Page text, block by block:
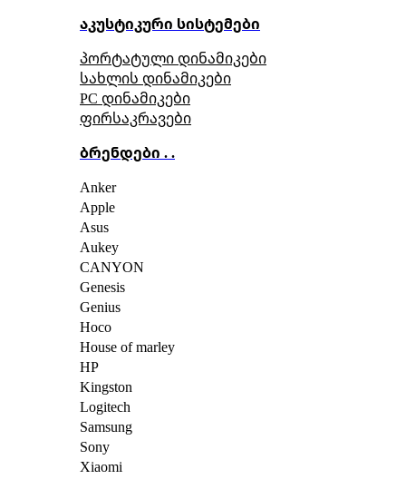
აკუსტიკური სისტემები
პორტატული დინამიკები
სახლის დინამიკები
PC დინამიკები
ფირსაკრავები
ბრენდები . .
Anker
Apple
Asus
Aukey
CANYON
Genesis
Genius
Hoco
House of marley
HP
Kingston
Logitech
Samsung
Sony
Xiaomi